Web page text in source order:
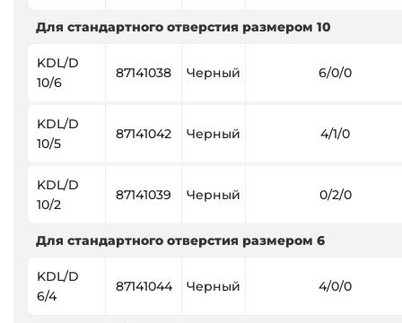
Для стандартного отверстия размером 10
KDL/D
10/6
87141038 Черный 6/0/0
KDL/D
10/5
87141042 Черный 4/1/0
KDL/D
10/2
87141039 Черный 0/2/0
Для стандартного отверстия размером 6
KDL/D
6/4
87141044 Черный 4/0/0